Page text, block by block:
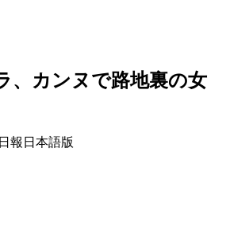
、カンヌで路地裏の女
報日本語版